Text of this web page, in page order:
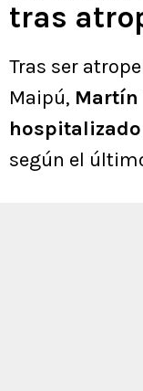
tras
Tras ser
Maipú, Martín
según el